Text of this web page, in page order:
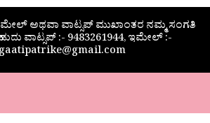
ಮೇಲ್ ಅಥವಾ ವಾಟ್ಸಪ್ ಮುಖಾಂತರ ನಮ್ಮ ಸಂಗತಿ
ವಾಟ್ಸಪ್‌ :- 9483261944, ಇಮೇಲ್ :-